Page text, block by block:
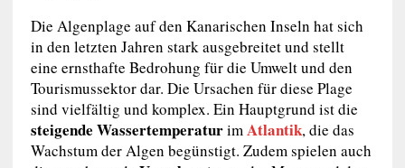
Die Algenplage auf den Kanarischen Inseln hat sich
in den letzten Jahren stark ausgebreitet und stellt
eine ernsthafte Bedrohung für die Umwelt und den
Tourismussektor dar. Die Ursachen für diese Plage
sind vielfältig und komplex. Ein Hauptgrund ist die
steigende WassertemperaturimAtlantik, die das
Wachstum der Algen begünstigt. Zudem spielen auch